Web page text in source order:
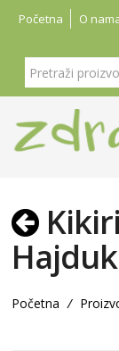
Početna O
Početna /